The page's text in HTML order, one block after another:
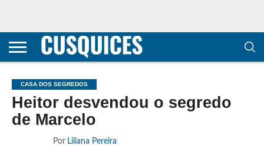
CONTACTOS
HOME
POLÍTICA DE
E COOKIES
SOBRE
TERMOS E
TRANSPARÊNCIA
METODOLOGIA
CASA DOS SEGREDOS
Heitor desvendou o segredo
de Marcelo
Por Liliana Pereira